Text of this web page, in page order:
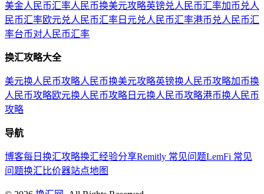
美金人民币汇率人民币换美元攻略英镑兑人民币汇率加币兑人
民币汇率欧元兑人民币汇率 日元兑人民币汇率港币兑人民币汇
率台币对人民币汇率
换汇攻略大全
美元换人民币攻略人民币换美元攻略英镑换人民币攻略加币换
人民币攻略欧元换人民币攻略 日元换人民币攻略港币换人民币
攻略
导航
博客每日换汇攻略换汇经验分享Remitly 常见问题LemFi 常见
问题换汇比价器站点地图